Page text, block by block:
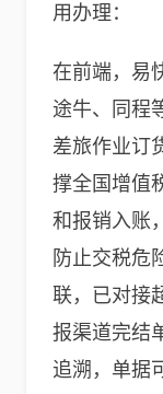
用办理：
在前端，易
途牛、同程
差旅作业订
撑全国增值
和报销入账
防止交税危
联，已对接
报渠道完结
追溯，单据